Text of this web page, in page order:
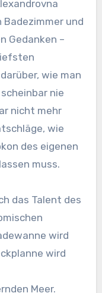
Badezimmer und
Gedanken –
wie man
nie
nicht mehr
wie
des eigenen
muss.
das Talent des
wird
wird
Meer.